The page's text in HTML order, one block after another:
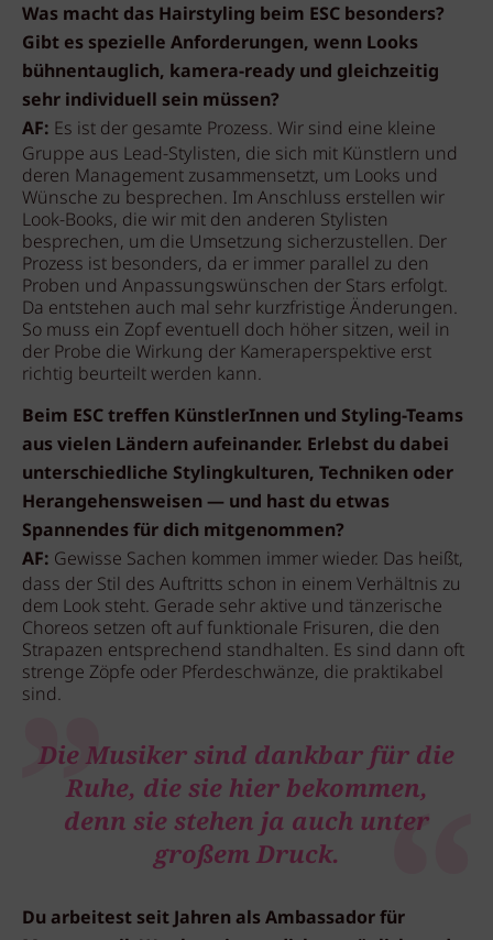
Was macht das Hairstyling beim ESC besonders?
Gibt es spezielle Anforderungen, wenn Looks
bühnentauglich, kamera-ready und gleichzeitig
sehr individuell sein müssen?
AF: Es ist der gesamte Prozess. Wir sind eine kleine
Gruppe aus Lead-Stylisten, die sich mit Künstlern und
deren Management zusammensetzt, um Looks und
Wünsche zu besprechen. Im Anschluss erstellen wir
Look-Books, die wir mit den anderen Stylisten
besprechen, um die Umsetzung sicherzustellen. Der
Prozess ist besonders, da er immer parallel zu den
Proben und Anpassungswünschen der Stars erfolgt.
Da entstehen auch mal sehr kurzfristige Änderungen.
So muss ein Zopf eventuell doch höher sitzen, weil in
der Probe die Wirkung der Kameraperspektive erst
richtig beurteilt werden kann.
Beim ESC treffen KünstlerInnen und Styling-Teams
aus vielen Ländern aufeinander. Erlebst du dabei
unterschiedliche Stylingkulturen, Techniken oder
Herangehensweisen — und hast du etwas
Spannendes für dich mitgenommen?
AF: Gewisse Sachen kommen immer wieder. Das heißt,
dass der Stil des Auftritts schon in einem Verhältnis zu
dem Look steht. Gerade sehr aktive und tänzerische
Choreos setzen oft auf funktionale Frisuren, die den
Strapazen entsprechend standhalten. Es sind dann oft
strenge Zöpfe oder Pferdeschwänze, die praktikabel
sind.
Die Musiker sind dankbar für die
Ruhe, die sie hier bekommen,
denn sie stehen ja auch unter
großem Druck.
Du arbeitest seit Jahren als Ambassador für